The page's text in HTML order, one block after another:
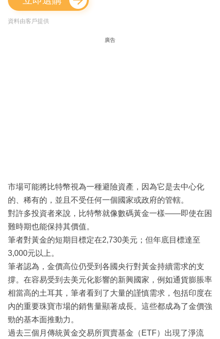
資料由客戶提供
廣告
市場可能將比特幣視為一種避險資產，因為它是去中心化
的、稀有的，並且不受任何一個國家或政府的管轄。
對許多投資者來說，比特幣就像數碼黃金一樣——即使在困
難時期也能保持其價值。
筆者對黃金的短期目標定在2,730美元；但年底目標達至
3,000元以上。
筆者認為，金價高位仍受到各國央行對黃金持續需求的支
撐。在容易受到去美元化影響的新興國家，例如通貨膨脹率
相當高的土耳其，筆者看到了大量的謹慎需求，包括印度在
內的重要珠寶市場的銷售量顯著成長。這些都成為了金價強
勁的基本面推動力。
過去三個月傳統黃金交易所買賣基金（ETF）出現了淨流